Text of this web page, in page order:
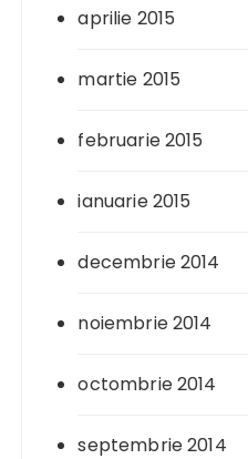
aprilie 2015
martie 2015
februarie 2015
ianuarie 2015
decembrie 2014
noiembrie 2014
octombrie 2014
septembrie 2014